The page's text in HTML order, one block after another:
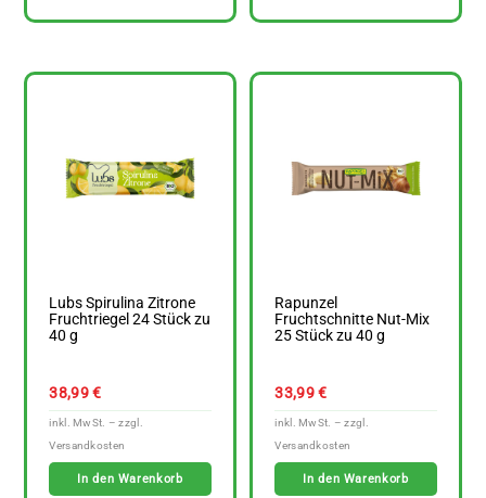
Lubs Spirulina Zitrone
Fruchtriegel 24 Stück zu
40 g
38,99€
In den Warenkorb
Rapunzel
Fruchtschnitte Nut-Mix
25 Stück zu 40 g
33,99€
In den Warenkorb